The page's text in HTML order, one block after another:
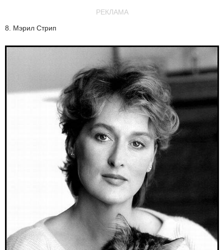
РЕКЛАМА
8. Мэрил Стрип